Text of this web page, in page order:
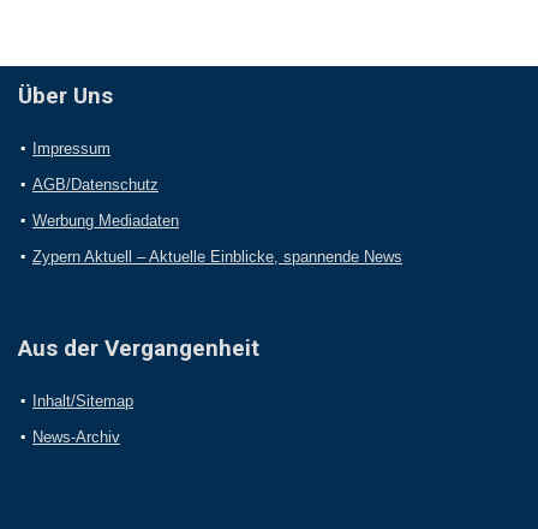
Über Uns
Impressum
AGB/Datenschutz
Werbung Mediadaten
Zypern Aktuell – Aktuelle Einblicke, spannende News
Aus der Vergangenheit
Inhalt/Sitemap
News-Archiv